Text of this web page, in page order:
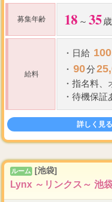
募集年齢 18 ～ 35
給料
・ 日給
・ 90分
・ 指名料、
・ 待機保証
・経験者優
■学生・O...
詳しく見る
ルーム [池袋]
Lynx ～リンクス～ 池